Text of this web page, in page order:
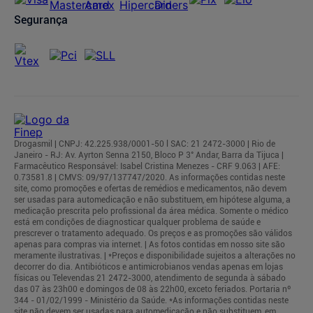
Segurança
Drogasmil | CNPJ: 42.225.938/0001-50 l SAC: 21 2472-3000 | Rio de
Janeiro - RJ: Av. Ayrton Senna 2150, Bloco P 3° Andar, Barra da Tijuca |
Farmacêutico Responsável: Isabel Cristina Menezes - CRF 9.063 | AFE:
0.73581.8 | CMVS: 09/97/137747/2020. As informações contidas neste
site, como promoções e ofertas de remédios e medicamentos, não devem
ser usadas para automedicação e não substituem, em hipótese alguma, a
medicação prescrita pelo profissional da área médica. Somente o médico
está em condições de diagnosticar qualquer problema de saúde e
prescrever o tratamento adequado. Os preços e as promoções são válidos
apenas para compras via internet. | As fotos contidas em nosso site são
meramente ilustrativas. | *Preços e disponibilidade sujeitos a alterações no
decorrer do dia. Antibióticos e antimicrobianos vendas apenas em lojas
físicas ou Televendas 21 2472-3000, atendimento de segunda à sábado
das 07 às 23h00 e domingos de 08 às 22h00, exceto feriados. Portaria nº
344 - 01/02/1999 - Ministério da Saúde. *As informações contidas neste